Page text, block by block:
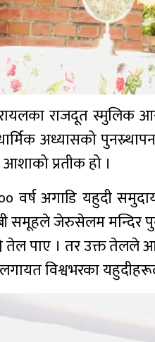
राजदूत स्मुलिक
अध्यासको
प्रतीक हो ।
अगाडि यहुदी
समूहले जेरुसेलम मन्दिर
तेल पाए । तर उक्त तेलले
विश्वभरका